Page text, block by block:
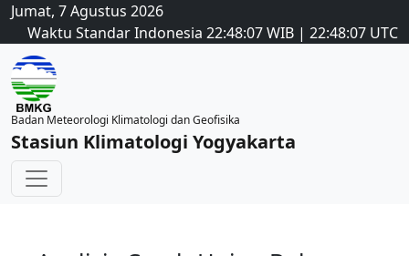
Jumat, 7 Agustus 2026
Waktu Standar Indonesia 22:48:07WIB | 22:48:07 UTC
Badan Meteorologi Klimatologi dan Geofisika
Stasiun Klimatologi Yogyakarta